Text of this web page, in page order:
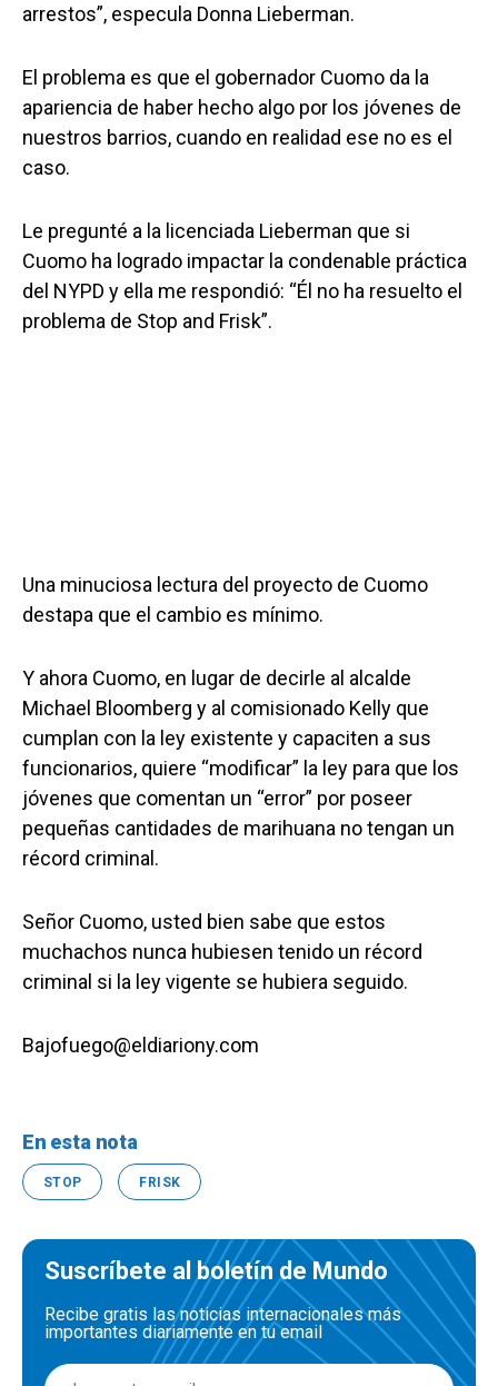
arrestos”, especula Donna Lieberman.
El problema es que el gobernador Cuomo da la
apariencia de haber hecho algo por los jóvenes de
nuestros barrios, cuando en realidad ese no es el
caso.
Le pregunté a la licenciada Lieberman que si
Cuomo ha logrado impactar la condenable práctica
del NYPD y ella me respondió: “Él no ha resuelto el
problema de Stop and Frisk”.
Una minuciosa lectura del proyecto de Cuomo
destapa que el cambio es mínimo.
Y ahora Cuomo, en lugar de decirle al alcalde
Michael Bloomberg y al comisionado Kelly que
cumplan con la ley existente y capaciten a sus
funcionarios, quiere “modificar” la ley para que los
jóvenes que comentan un “error” por poseer
pequeñas cantidades de marihuana no tengan un
récord criminal.
Señor Cuomo, usted bien sabe que estos
muchachos nunca hubiesen tenido un récord
criminal si la ley vigente se hubiera seguido.
Bajofuego@eldiariony.com
En esta nota
STOP FRISK
Suscríbete al boletín de Mundo
Recibe gratis las noticias internacionales más
importantes diariamente en tu email